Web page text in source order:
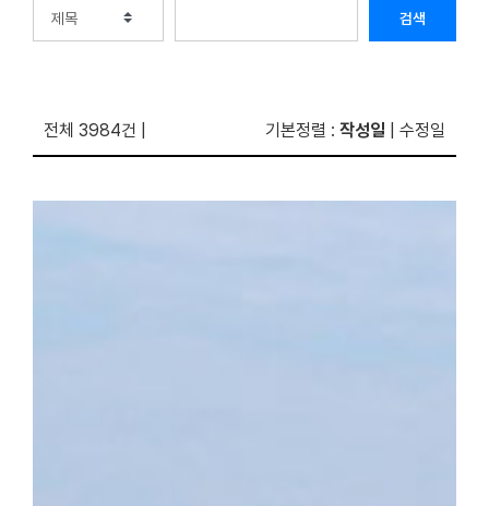
검색
전체 3984건 기본정렬 : 작성일 수정일